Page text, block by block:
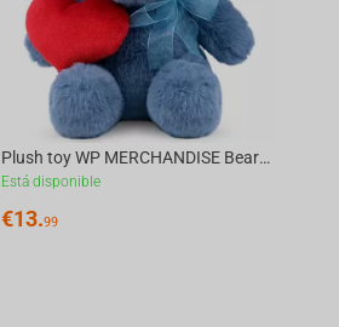
Plush toy WP MERCHANDISE Bear Gloria with a heart 21cm
Está disponible
€13.99